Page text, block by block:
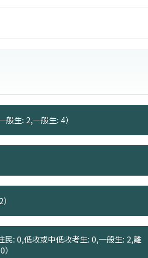
生: 2,一般生: 4）
: 0,低收或中低收考生: 0,一般生: 2,離